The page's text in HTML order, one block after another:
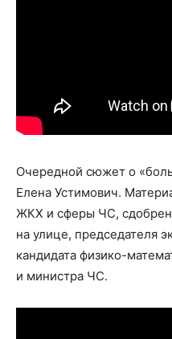
Очередной сюжет о
Елена Устимович.
ЖКХ и сферы ЧС,
на улице, председателя
кандидата физико-
и министра ЧС.